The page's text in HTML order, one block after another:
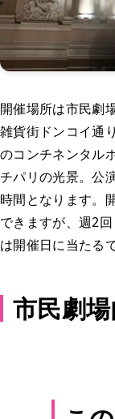
開催場所は市民劇
雑貨街ドンコイ通
のコンチネンタル
チパリの光景。公
時間となります。
できますが、週2
は開催日に当たる
市民劇場